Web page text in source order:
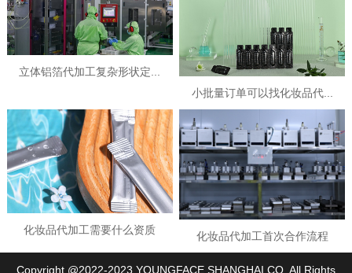
立体铝箔代加工复杂形状定...
小批量订单可以找化妆品代...
化妆品代加工需要什么资质
化妆品代加工首次合作流程
Copyright @2022-2023 YOUNGFACE SHANGHAI CO. All Rights